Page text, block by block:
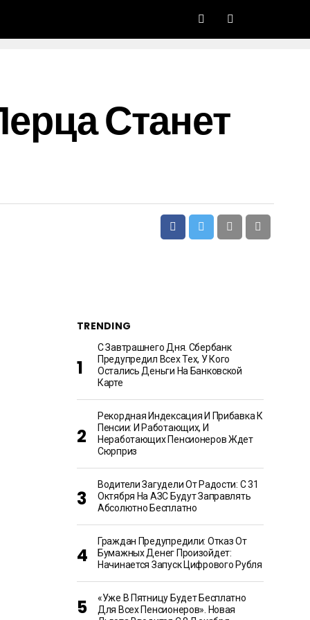
Станет
TRENDING
С Завтрашнего Дня. Сбербанк
Предупредил Всех Тех, У Кого
Остались Деньги На Банковской
Карте
Рекордная Индексация И Прибавка К
Пенсии: И Работающих, И
Неработающих Пенсионеров Ждет
Сюрприз
Водители Загудели От Радости: С 31
Октября На АЗС Будут Заправлять
Абсолютно Бесплатно
Граждан Предупредили: Отказ От
Бумажных Денег Произойдет:
Начинается Запуск Цифрового Рубля
«Уже В Пятницу Будет Бесплатно
Для Всех Пенсионеров». Новая